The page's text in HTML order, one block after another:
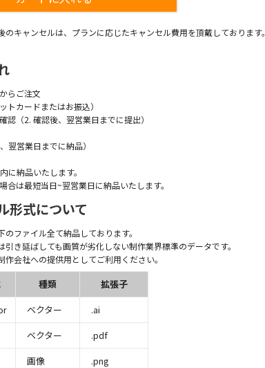
のキャンセルは、プランに応じたキャンセル費用を頂戴しております。
らご注文
トカードまたはお振込）
認（2. 確認後、翌営業日までに提出）
翌営業日までに納品）
に納品いたします。
合は最短当日~翌営業日に納品いたします。
形式について
のファイル全て納品しております。
引き延ばしても画質が劣化しない制作業界標準のデータです。
作会社への提供用としてご利用ください。
種類
拡張子
ベクター
.ai
ベクター
.pdf
画像
.png